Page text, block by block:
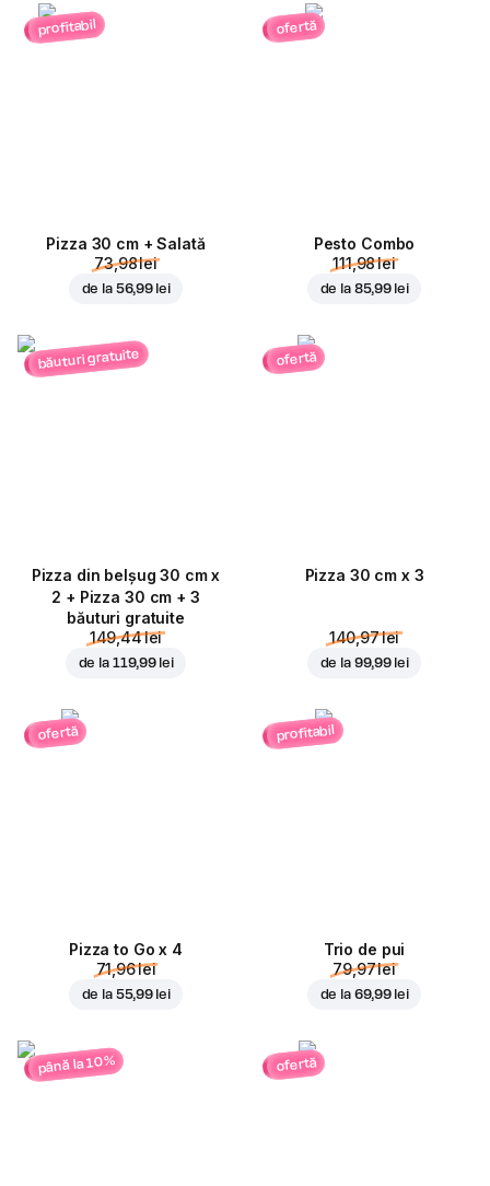
profitabil
Pizza 30 cm + Salată
73,98 lei
de la 56,99 lei
ofertă
Pesto Combo
111,98 lei
de la 85,99 lei
băuturi gratuite
Pizza din belșug 30 cm x
2 + Pizza 30 cm + 3
băuturi gratuite
149,44 lei
de la 119,99 lei
ofertă
Pizza 30 cm x 3
140,97 lei
de la 99,99 lei
ofertă
Pizza to Go x 4
71,96 lei
de la 55,99 lei
profitabil
Trio de pui
79,97 lei
de la 69,99 lei
până la 10% ofertă